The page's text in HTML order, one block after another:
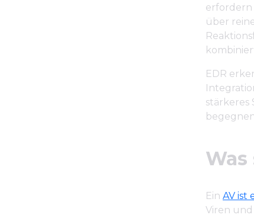
erfordern
über
EDR
stärkeres
Was
Ein AV ist
Viren